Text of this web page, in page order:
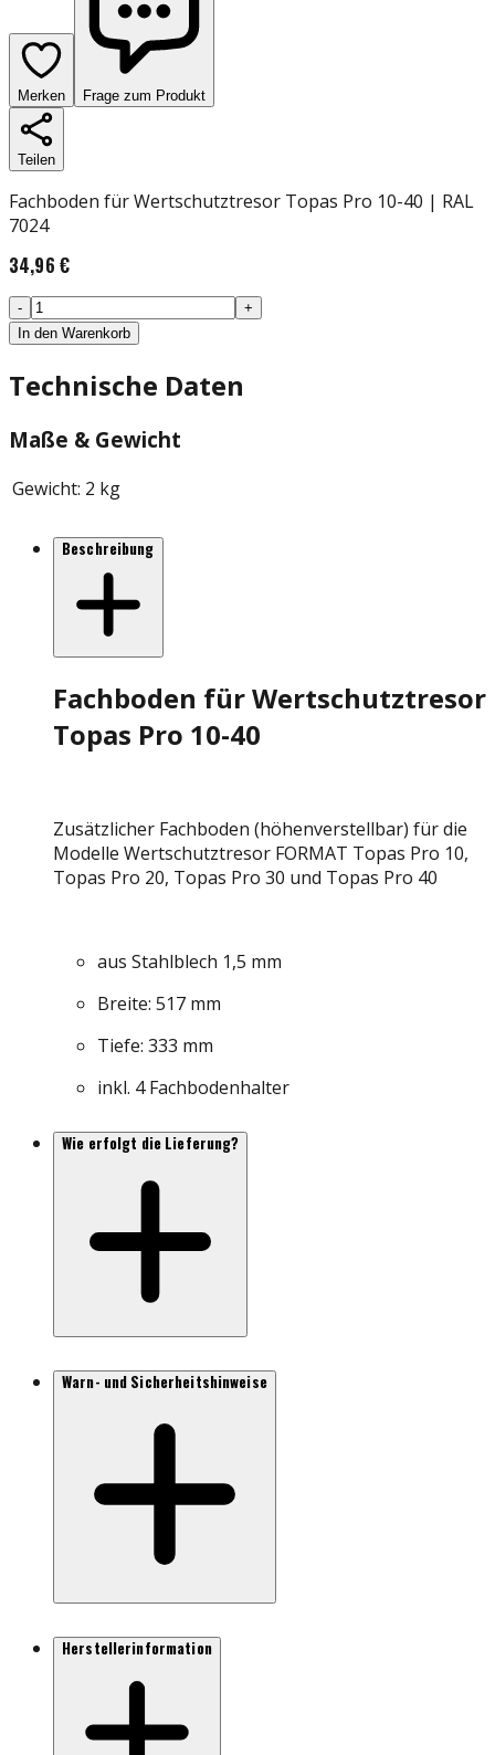
Merken Frage zum Produkt
Teilen
Fachboden für Wertschutztresor Topas Pro 10-40 | RAL
7024
34,96 €
-
+
In den Warenkorb
Technische Daten
Maße & Gewicht
Gewicht: 2 kg
Beschreibung
Fachboden für Wertschutztresor
Topas Pro 10-40
Zusätzlicher Fachboden (höhenverstellbar) für die
Modelle Wertschutztresor FORMAT Topas Pro 10,
Topas Pro 20, Topas Pro 30 und Topas Pro 40
aus Stahlblech 1,5 mm
Breite: 517 mm
Tiefe: 333 mm
inkl. 4 Fachbodenhalter
Wie erfolgt die Lieferung?
Warn- und Sicherheitshinweise
Herstellerinformation